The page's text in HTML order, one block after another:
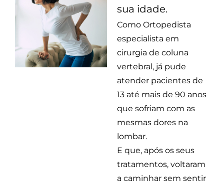
sua idade.
Como Ortopedista
especialista em
cirurgia de coluna
vertebral, já pude
atender pacientes de
13 até mais de 90 anos
que sofriam com as
mesmas dores na
lombar.
E que, após os seus
tratamentos, voltaram
a caminhar sem sentir